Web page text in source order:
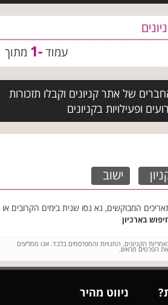
עמוד-1 מתוך
של אתר קניונים וקבלו תזכורות
ופעילויות בקניונים
ישוב
המבוקשים, נא נסו שנית בימים הקרובים או
בארכיון
הקניונים, החנויות והמפרסמים בלבד. אנו ממליצים
את הפרטים מראש.
ניווט מהיר